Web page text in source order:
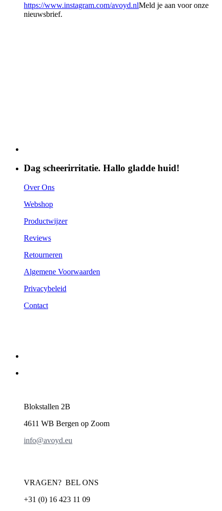
https://www.instagram.com/avoyd.nlMeld je aan voor onze
nieuwsbrief.
Dag scheerirritatie. Hallo gladde huid!
Over Ons
Webshop
Productwijzer
Reviews
Retourneren
Algemene Voorwaarden
Privacybeleid
Contact
Blokstallen 2B
4611 WB Bergen op Zoom
info@avoyd.eu
VRAGEN? BEL ONS
+31 (0) 16 423 11 09